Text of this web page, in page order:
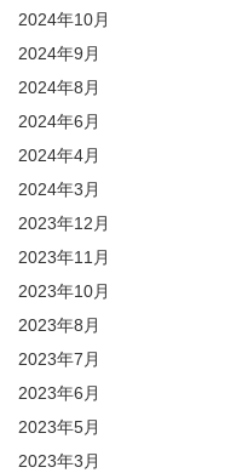
2024年10月
2024年9月
2024年8月
2024年6月
2024年4月
2024年3月
2023年12月
2023年11月
2023年10月
2023年8月
2023年7月
2023年6月
2023年5月
2023年3月